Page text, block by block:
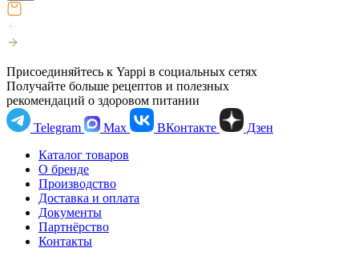
Присоединяйтесь к Yappi в социальных сетях
Получайте больше рецептов и полезных
рекомендаций о здоровом питании
Telegram
Max ВКонтакте
Дзен
Каталог товаров
О бренде
Производство
Доставка и оплата
Документы
Партнёрство
Контакты